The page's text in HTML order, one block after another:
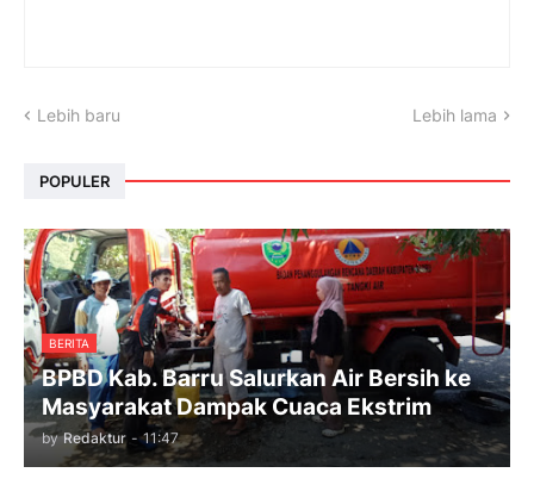
Lebih baru Lebih lama
POPULER
BERITA
BPBD Kab. Barru Salurkan Air Bersih ke
Masyarakat Dampak Cuaca Ekstrim
by Redaktur - 11:47